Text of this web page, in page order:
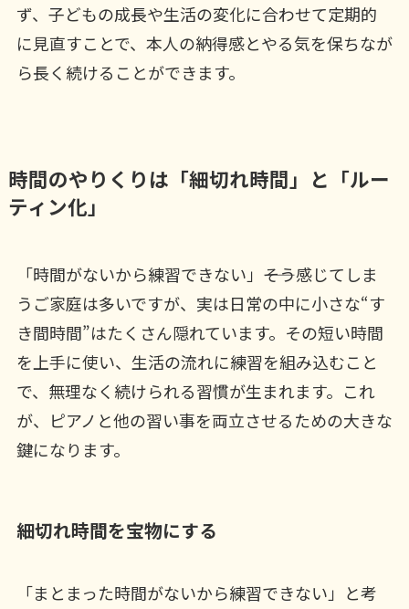
ず、子どもの成長や生活の変化に合わせて定期的
に見直すことで、本人の納得感とやる気を保ちなが
ら長く続けることができます。
時間のやりくりは「細切れ時間」と「ルー
ティン化」
「時間がないから練習できない」――そう感じてしま
うご家庭は多いですが、実は日常の中に小さな“す
き間時間”はたくさん隠れています。その短い時間
を上手に使い、生活の流れに練習を組み込むこと
で、無理なく続けられる習慣が生まれます。これ
が、ピアノと他の習い事を両立させるための大きな
鍵になります。
細切れ時間を宝物にする
「まとまった時間がないから練習できない」と考